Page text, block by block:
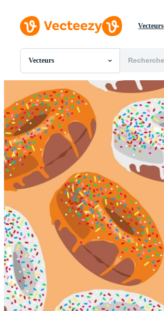
Vecteurs
Vecteurs
Toutes Images
PNGs
PSDs
SVGs
Modèles
Vecteurs
Vidéos
Motion graphics
Images Éditoriales
Événements Éditoriaux